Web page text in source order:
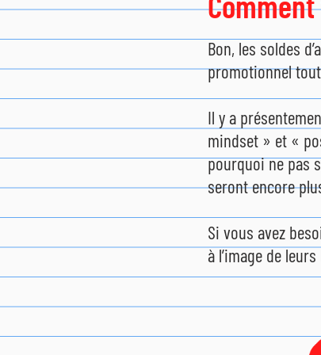
Bon, les soldes
promotionnel
Il y a
mindset » et «
pourquoi ne pas
seront encore
Si vous avez
à l’image de